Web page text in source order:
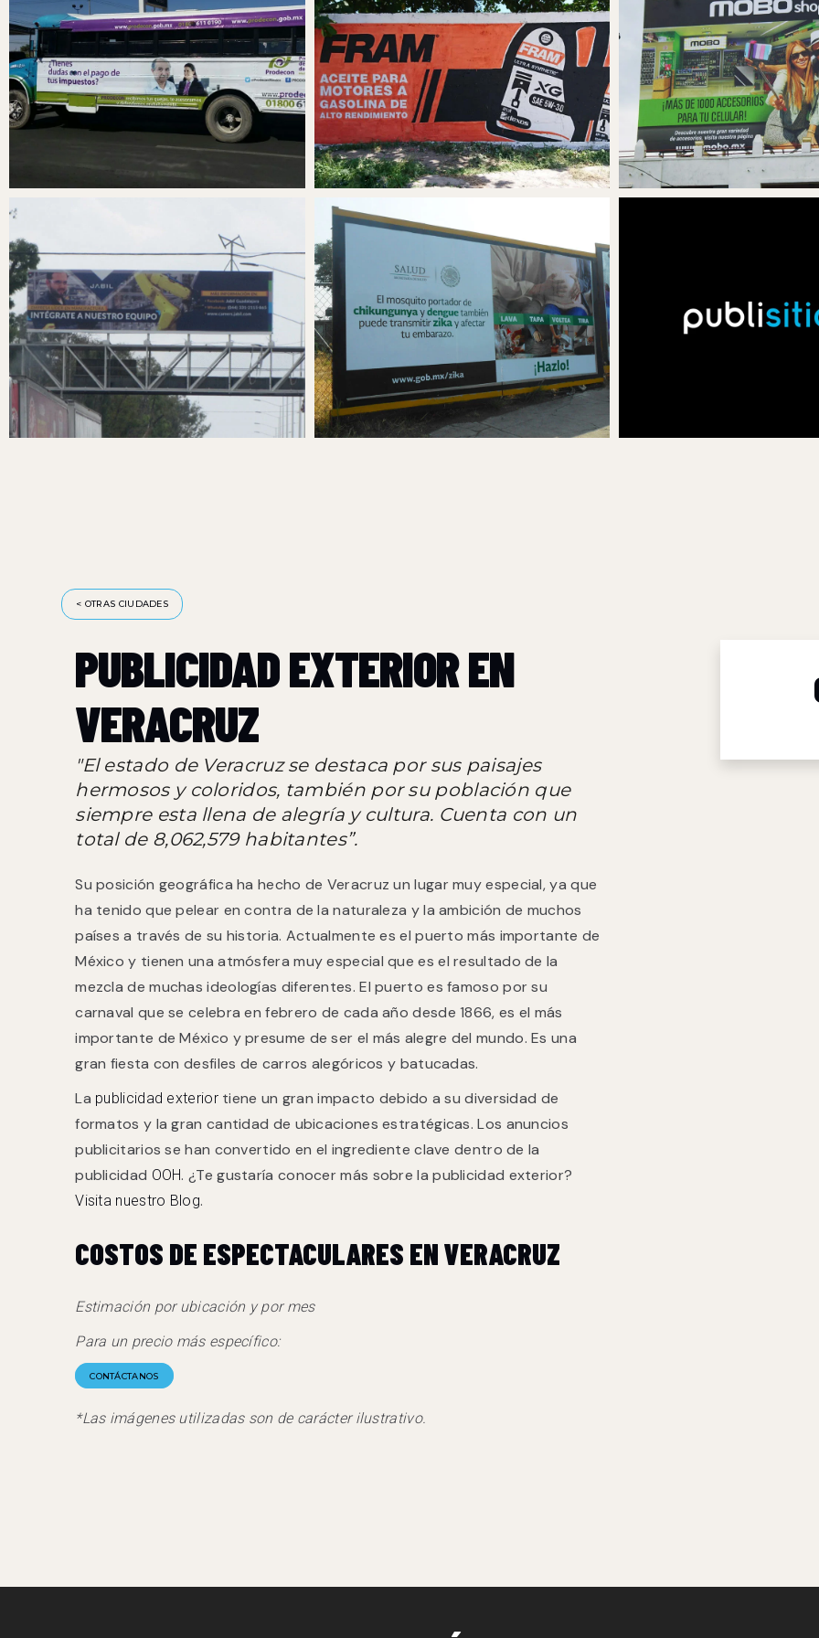
PUBLICIDAD EN BARDAS
BARDAS PUBLICITARIAS EN VERACRUZ
PUBLICIDAD
PUBLICIDAD EN VALLAS
< OTRAS CIUDADES
PUBLICIDAD EXTERIOR EN
VERACRUZ
"El estado de Veracruz se destaca por sus paisajes
hermosos y coloridos, también por su población que
siempre esta llena de alegría y cultura. Cuenta con un
total de 8,062,579 habitantes”.
Su posición geográfica ha hecho de Veracruz un lugar muy especial, ya que
ha tenido que pelear en contra de la naturaleza y la ambición de muchos
países a través de su historia. Actualmente es el puerto más importante de
México y tienen una atmósfera muy especial que es el resultado de la
mezcla de muchas ideologías diferentes. El puerto es famoso por su
carnaval que se celebra en febrero de cada año desde 1866, es el más
importante de México y presume de ser el más alegre del mundo. Es una
gran fiesta con desfiles de carros alegóricos y batucadas.
La publicidad exteriortiene un gran impacto debido a su diversidad de
formatos y la gran cantidad de ubicaciones estratégicas. Los anuncios
publicitarios se han convertido en el ingrediente clave dentro de la
publicidad OOH. ¿Te gustaría conocer más sobre la publicidad exterior?
Visita nuestro Blog.
COSTOS DE ESPECTACULARES EN VERACRUZ
Estimación por ubicación y por mes
Para un precio más específico:
CONTÁCTANOS
*Las imágenes utilizadas son de carácter ilustrativo.